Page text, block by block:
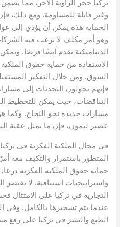
تركيا حجر الزاوية الآخر، مما
وغير قابلة للمساومة. ومع ذلك،
الحماية هذه يمكن أن يؤدي إلى
وهو أمر مكلف لا ترغب فيه
الديناميكية تقدم أيضًا فرصًا.
الاستفادة من حماية حقوق
السوق. ومن خلال التفكير
فإنهم يحولون التحديات إلى
التناقضات، حيث يمكن للتخطيط
مسارات جديدة نحو النجاح. وكما
عصير ليمون، فإن ما يمثل عقبة
في مجال الملكية الفكرية في
المتطور باستمرار والتكيف معه
حماية حقوق الملكية الفكرية درعا،
واستراتيجيات استباقية. لا يقتصر
التجارية في تركيا على الامتثال
عندما يتم تسخيرها بالكامل.
الطبع والنشر في تركيا على رفع